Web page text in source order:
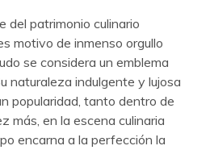
del patrimonio culinario
motivo de inmenso orgullo
se considera un emblema
naturaleza indulgente y lujosa
popularidad, tanto dentro de
más, en la escena culinaria
encarna a la perfección la